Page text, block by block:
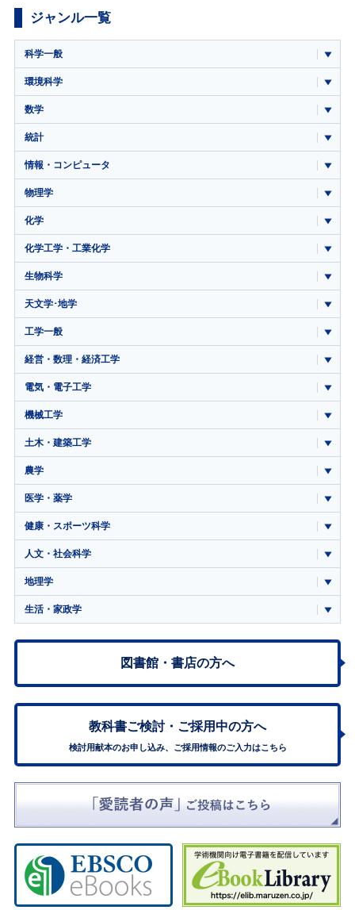
ジャンル一覧
科学一般
環境科学
数学
統計
情報・コンピュータ
物理学
化学
化学工学・工業化学
生物科学
天文学･地学
工学一般
経営・数理・経済工学
電気・電子工学
機械工学
土木・建築工学
農学
医学・薬学
健康・スポーツ科学
人文・社会科学
地理学
生活・家政学
図書館・書店の方へ
教科書ご検討・ ご採用中の方へ
検討用献本のお申し込み、ご採用情報のご入力はこちら